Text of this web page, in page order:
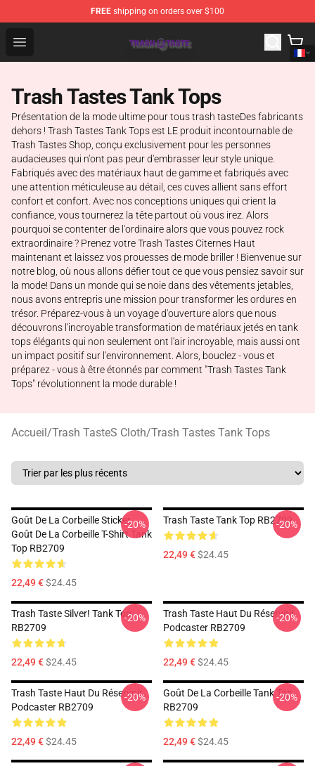
FREE shipping on orders over $100
Open menu
Trash Taste Shop - Official Trash Taste Merchandise
Trash Tastes Tank Tops
Présentation de la mode ultime pour tous trash tasteDes fabricants
dehors ! Trash Tastes Tank Tops est LE produit incontournable de
Trash Tastes Shop, conçu exclusivement pour les personnes
audacieuses qui n'ont pas peur d'embrasser leur style unique.
Fabriqués avec des matériaux haut de gamme et fabriqués avec
une attention méticuleuse au détail, ces cuves allient sans effort
confort et confort. Avec nos conceptions uniques qui crient la
confiance, vous tournerez la tête partout où vous irez. Alors
pourquoi se contenter de l'ordinaire alors que vous pouvez rock
extraordinaire ? Prenez votre Trash Tastes Citernes Haut
maintenant et laissez vos prouesses de mode briller ! Bienvenue sur
notre blog, où nous allons défier tout ce que vous pensiez savoir sur
la mode! Dans un monde qui se noie dans des vêtements jetables,
nous avons entrepris une mission pour transformer les ordures en
trésor. Préparez-vous à un voyage d'ouverture alors que nous
découvrons l'incroyable transformation de matériaux jetés en tank
tops élégants qui non seulement ont l'air incroyable, mais aussi ont
un impact positif sur l'environnement. Alors, bouclez - vous et
préparez - vous à être étonnés par comment "Trash Tastes Tank
Tops" révolutionnent la mode durable !
Accueil/Trash TasteS Cloth/Trash Tastes Tank Tops
Goût De La Corbeille Sticker,
Goût De La Corbeille T-Shirt Tank
Top RB2709
22,49 €$24.45
-20% Trash Taste Tank Top RB2709
22,49 €$24.45
-20%
Trash Taste Silver! Tank Top
RB2709
22,49 €$24.45
-20%
Trash Taste Haut Du Réservoir
Podcaster RB2709
22,49 €$24.45
-20%
Trash Taste Haut Du Réservoir
Podcaster RB2709
22,49 €$24.45
-20%
Goût De La Corbeille Tank Top
RB2709
22,49 €$24.45
-20%